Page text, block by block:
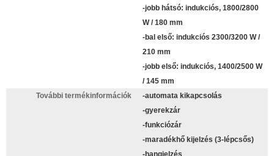
-jobb hátsó: indukciós, 1800/2800
W / 180 mm
-bal első: indukciós 2300/3200 W /
210 mm
-jobb első: indukciós, 1400/2500 W
/ 145 mm
További termékinformációk
-automata kikapcsolás
-gyerekzár
-funkciózár
-maradékhő kijelzés (3-lépcsős)
-hangjelzés